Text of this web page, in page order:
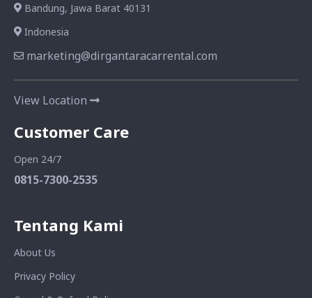
Bandung, Jawa Barat 40131
Indonesia
marketing@dirgantaracarrental.com
View Location
Customer Care
Open 24/7
0815-7300-2535
Tentang Kami
About Us
Privacy Policy